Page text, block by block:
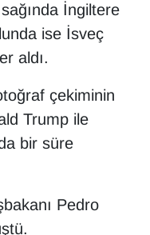
İngiltere
ise İsveç
aldı.
çekiminin
Trump ile
bir süre
Pedro